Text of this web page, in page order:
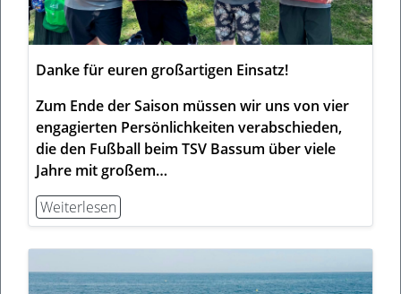
Danke für euren großartigen Einsatz!
Zum Ende der Saison müssen wir uns von vier
engagierten Persönlichkeiten verabschieden,
die den Fußball beim TSV Bassum über viele
Jahre mit großem…
Weiterlesen